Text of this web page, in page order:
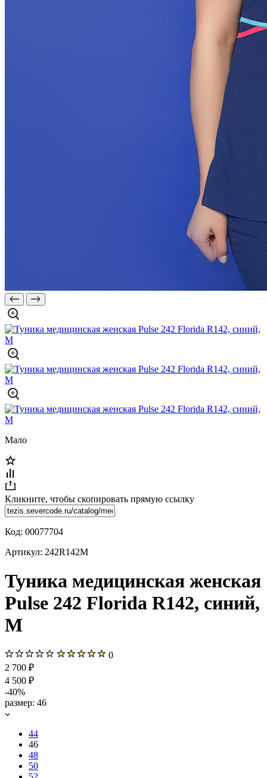
Мало
Кликните, чтобы скопировать прямую ссылку
Код: 00077704
Артикул: 242R142M
Туника медицинская женская
Pulse 242 Florida R142, синий,
M
0
2 700 ₽
4 500 ₽
-40%
размер: 46
44
46
48
50